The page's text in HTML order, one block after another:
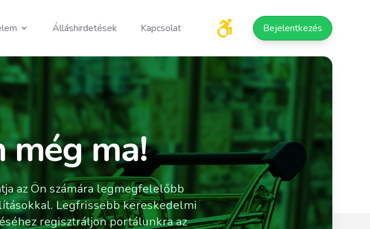
Álláshirdetések Kapcsolat Bejelentkezés
ma!
az Ön számára legmegfelelőbb
Legfrissebb kereskedelmi
regisztráljon portálunkra az